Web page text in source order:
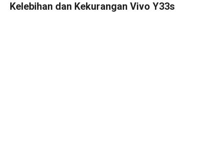
Kelebihan dan Kekurangan Vivo Y33s